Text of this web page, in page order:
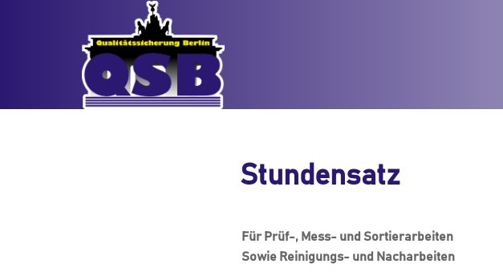
Stundensatz
Für Prüf-, Mess- und Sortierarbeiten
Sowie Reinigungs- und Nacharbeiten